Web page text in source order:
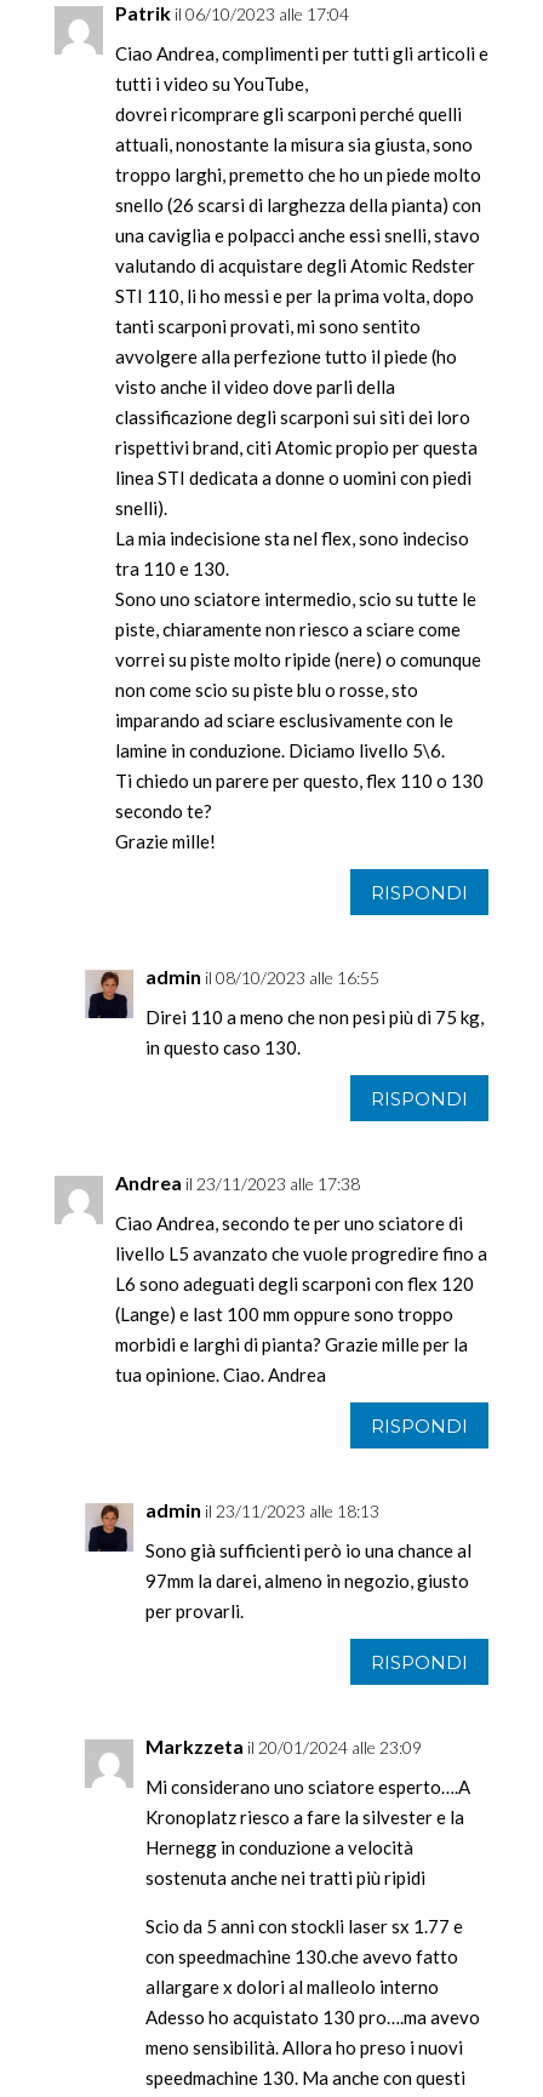
Patrik il 06/10/2023 alle 17:04
Ciao Andrea, complimenti per tutti gli articoli e
tutti i video su YouTube,
dovrei ricomprare gli scarponi perché quelli
attuali, nonostante la misura sia giusta, sono
troppo larghi, premetto che ho un piede molto
snello (26 scarsi di larghezza della pianta) con
una caviglia e polpacci anche essi snelli, stavo
valutando di acquistare degli Atomic Redster
STI 110, li ho messi e per la prima volta, dopo
tanti scarponi provati, mi sono sentito
avvolgere alla perfezione tutto il piede (ho
visto anche il video dove parli della
classificazione degli scarponi sui siti dei loro
rispettivi brand, citi Atomic propio per questa
linea STI dedicata a donne o uomini con piedi
snelli).
La mia indecisione sta nel flex, sono indeciso
tra 110 e 130.
Sono uno sciatore intermedio, scio su tutte le
piste, chiaramente non riesco a sciare come
vorrei su piste molto ripide (nere) o comunque
non come scio su piste blu o rosse, sto
imparando ad sciare esclusivamente con le
lamine in conduzione. Diciamo livello 5\6.
Ti chiedo un parere per questo, flex 110 o 130
secondo te?
Grazie mille!
RISPONDI
admin il 08/10/2023 alle 16:55
Direi 110 a meno che non pesi più di 75 kg,
in questo caso 130.
RISPONDI
Andrea il 23/11/2023 alle 17:38
Ciao Andrea, secondo te per uno sciatore di
livello L5 avanzato che vuole progredire fino a
L6 sono adeguati degli scarponi con flex 120
(Lange) e last 100 mm oppure sono troppo
morbidi e larghi di pianta? Grazie mille per la
tua opinione. Ciao. Andrea
RISPONDI
admin il 23/11/2023 alle 18:13
Sono già sufficienti però io una chance al
97mm la darei, almeno in negozio, giusto
per provarli.
RISPONDI
Markzzeta il 20/01/2024 alle 23:09
Mi considerano uno sciatore esperto….A
Kronoplatz riesco a fare la silvester e la
Hernegg in conduzione a velocità
sostenuta anche nei tratti più ripidi
Scio da 5 anni con stockli laser sx 1.77 e
con speedmachine 130.che avevo fatto
allargare x dolori al malleolo interno
Adesso ho acquistato 130 pro….ma avevo
meno sensibilità. Allora ho preso i nuovi
speedmachine 130. Ma anche con questi